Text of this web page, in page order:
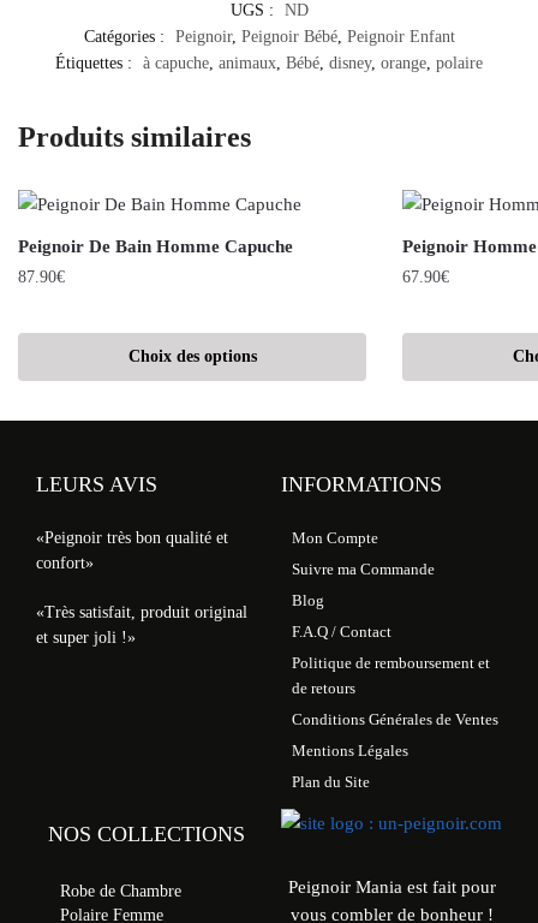
UGS :
ND
Catégories :
Peignoir, Peignoir Bébé, Peignoir Enfant
Étiquettes :
à capuche, animaux, Bébé, disney, orange, polaire
Produits similaires
Peignoir De Bain Homme Capuche
87.90€
Choix des options
Peignoir
67.90€
LEURS AVIS
«Peignoir très bon qualité et
confort»
«Très satisfait, produit original
et super joli !»
INFORMATIONS
Mon Compte
Suivre ma Commande
Blog
F.A.Q / Contact
Politique de remboursement et
de retours
Conditions Générales de Ventes
Mentions Légales
Plan du Site
NOS COLLECTIONS
Robe de Chambre
Polaire Femme
Peignoir Mania est fait pour
vous combler de bonheur !